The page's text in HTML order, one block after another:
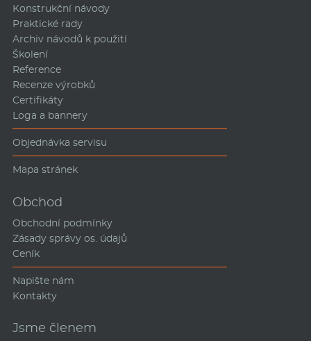
Konstrukční návody
Praktické rady
Archiv návodů k použití
Školení
Reference
Recenze výrobků
Certifikáty
Loga a bannery
Objednávka servisu
Mapa stránek
Obchod
Obchodní podmínky
Zásady správy os. údajů
Ceník
Napište nám
Kontakty
Jsme členem